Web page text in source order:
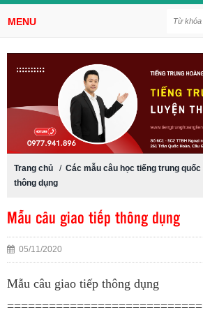
Trang chủ / Các mẫu câu học tiếng trung quốc
thông dụng
Mẫu câu giao tiếp thông dụng
05/11/2020
Mẫu câu giao tiếp thông dụng
============================